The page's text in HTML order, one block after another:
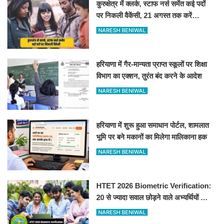
कुरुक्षेत्र में क्लर्क, स्टाफ नर्स समेंत कई पदों
पर निकली वैकेंसी, 21 अगस्त तक करें
आवेदन
NARESH BENIWAL
हरियाणा में गैर-मान्यता प्राप्त स्कूलों पर शिक्षा
विभाग का एक्शन, तुरंत बंद करने के आदेश
NARESH BENIWAL
हरियाणा में शुरू हुआ समाधान पोर्टल, शामलात
भूमि पर बने मकानों का मिलेगा मालिकाना हक
NARESH BENIWAL
HTET 2026 Biometric Verification:
20 से ज्यादा सवाल छोड़ने वाले अभ्यर्थियों की
परीक्षा रद्द, 10-12 अगस्त को बायोमैट्रिक
NARESH BENIWAL